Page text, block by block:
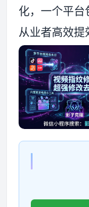
化，一个平台
从业者高效提